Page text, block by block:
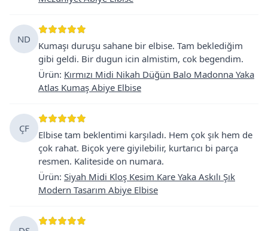
ND
Kumaşı duruşu sahane bir elbise. Tam beklediğim
gibi geldi. Bir dugun icin almistim, cok begendim.
Ürün: Kırmızı Midi Nikah Düğün Balo Madonna Yaka
Atlas Kumaş Abiye Elbise
ÇF
Elbise tam beklentimi karşıladı. Hem çok şık hem de
çok rahat. Biçok yere giyilebilir, kurtarıcı bi parça
resmen. Kaliteside on numara.
Ürün: Siyah Midi Kloş Kesim Kare Yaka Askılı Şık
Modern Tasarım Abiye Elbise